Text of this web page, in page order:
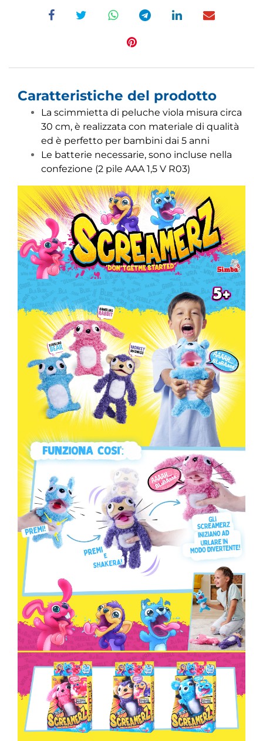
Caratteristiche del prodotto
La scimmietta di peluche viola misura circa
30 cm, è realizzata con materiale di qualità
ed è perfetto per bambini dai 5 anni
Le batterie necessarie, sono incluse nella
confezione (2 pile AAA 1,5 V R03)